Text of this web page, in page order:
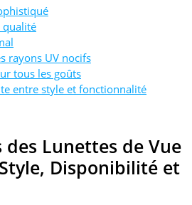
qualité
rayons UV nocifs
tous les goûts
entre style et fonctionnalité
Lunettes de Vue
Disponibilité et